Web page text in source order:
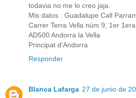
todavia no me lo creo jaja.
Mis datos : Guadalupe Call
Carrer Terra Vella núm 9, 1er 1era
AD500 Andorra la Vella
Principat d'Andorra
Responder
Blanca Lafarga 27 de junio de